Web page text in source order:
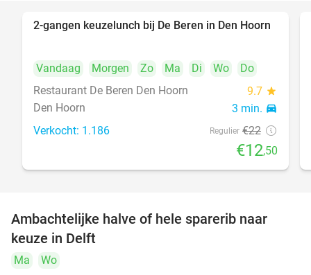
43%
2-gangen keuzelunch bij De Beren in Den Hoorn
Vandaag Morgen Zo Ma Di Wo
Do
Restaurant De Beren Den Hoorn
9.7 star
Den Hoorn 3 min. directions_car
Verkocht: 1.186 Regulier €22
€12,50
Ambachtelijke halve of hele sparerib naar
keuze in Delft
Ma
Wo